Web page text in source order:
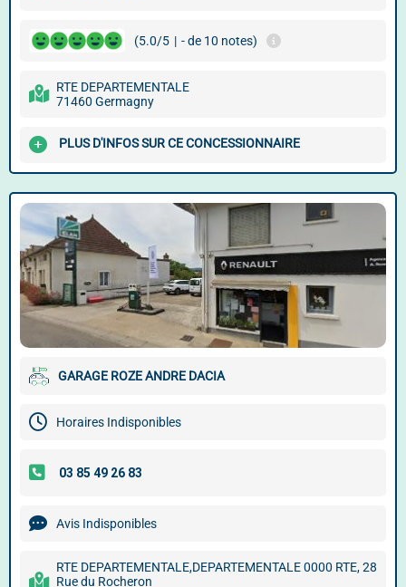
(5.0/5 | - de 10 notes)
RTE DEPARTEMENTALE
71460 Germagny
PLUS D'INFOS SUR CE CONCESSIONNAIRE
GARAGE ROZE ANDRE DACIA
Horaires Indisponibles
Avis Indisponibles
RTE DEPARTEMENTALE,DEPARTEMENTALE 0000 RTE, 28
Rue du Rocheron